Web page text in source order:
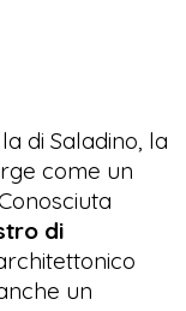
di Saladino, la
come un
di
un